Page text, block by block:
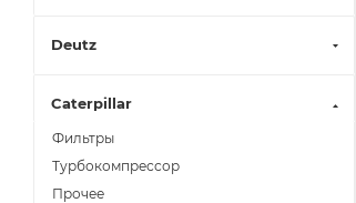
Deutz
Caterpillar
Фильтры
Турбокомпрессор
Прочее